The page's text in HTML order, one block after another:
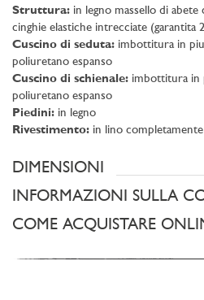
Struttura: in legno massello di
cinghie elastiche intrecciate (garantita
Cuscino di seduta: imbottitura in
poliuretano espanso
Cuscino di schienale: imbottitura in
poliuretano espanso
Piedini: in legno
Rivestimento: in lino
DIMENSIONI
INFORMAZIONI SULLA
COME ACQUISTARE